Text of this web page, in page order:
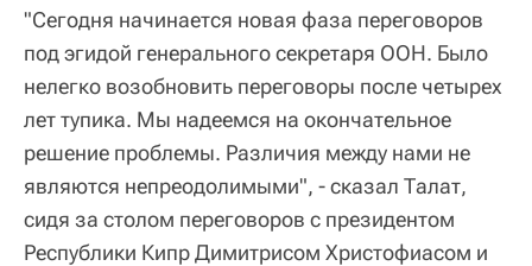
"Сегодня начинается новая фаза переговоров
под эгидой генерального секретаря ООН. Было
нелегко возобновить переговоры после четырех
лет тупика. Мы надеемся на окончательное
решение проблемы. Различия между нами не
являются непреодолимыми", - сказал Талат,
сидя за столом переговоров с президентом
Республики Кипр Димитрисом Христофиасом и